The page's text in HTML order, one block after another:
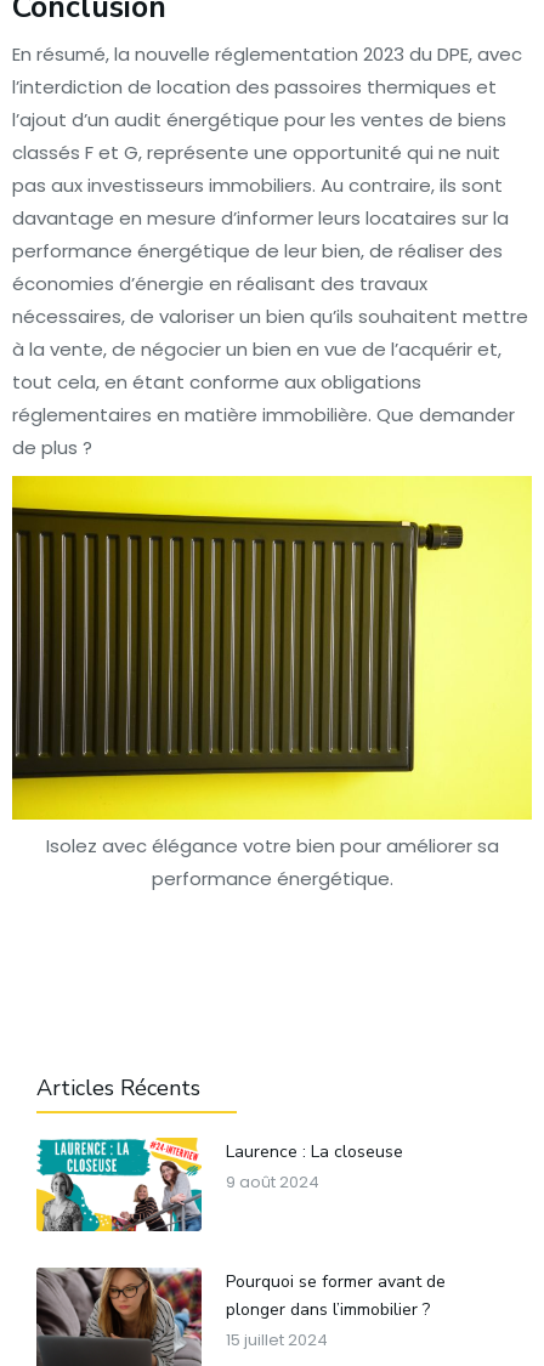
En résumé, la nouvelle réglementation 2023 du DPE, avec
l’interdiction de location des passoires thermiques et
l’ajout d’un audit énergétique pour les ventes de biens
classés F et G, représente une opportunité qui ne nuit
pas aux investisseurs immobiliers. Au contraire, ils sont
davantage en mesure d’informer leurs locataires sur la
performance énergétique de leur bien, de réaliser des
économies d’énergie en réalisant des travaux
nécessaires, de valoriser un bien qu’ils souhaitent mettre
à la vente, de négocier un bien en vue de l’acquérir et,
tout cela, en étant conforme aux obligations
réglementaires en matière immobilière. Que demander
de plus ?
Isolez avec élégance votre bien pour améliorer sa
performance énergétique.
Articles Récents
Laurence : La closeuse
9 août 2024
Pourquoi se former avant de
plonger dans l’immobilier ?
15 juillet 2024